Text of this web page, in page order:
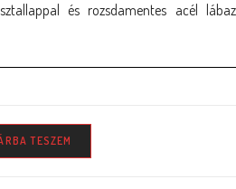
és rozsdamentes acél
TESZEM